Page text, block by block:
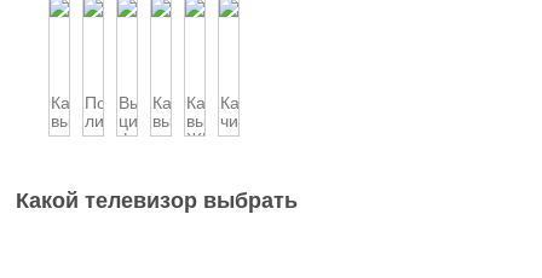
Как
выбрать
домашний
Покупать
ли
плазменную
Выбираем
цифровой
фотоаппарат
Как
выбрать
веб-
Как
выбрать
ЖК
Как
чистить
клавиатуру
Какой телевизор выбрать